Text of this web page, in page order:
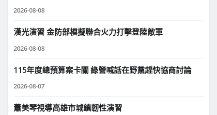
2026-08-08
漢光演習 金防部模擬聯合火力打擊登陸敵軍
2026-08-08
115年度總預算案卡關 綠營喊話在野黨趕快協商討論
2026-08-07
蕭美琴視導高雄市城鎮韌性演習